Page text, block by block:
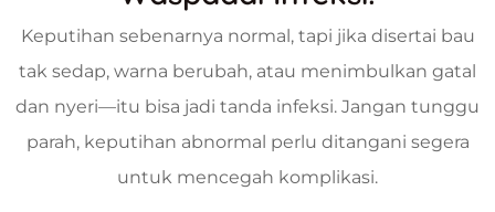
Keputihan sebenarnya normal, tapi jika disertai bau
tak sedap, warna berubah, atau menimbulkan gatal
dan nyeri—itu bisa jadi tanda infeksi. Jangan tunggu
parah, keputihan abnormal perlu ditangani segera
untuk mencegah komplikasi.